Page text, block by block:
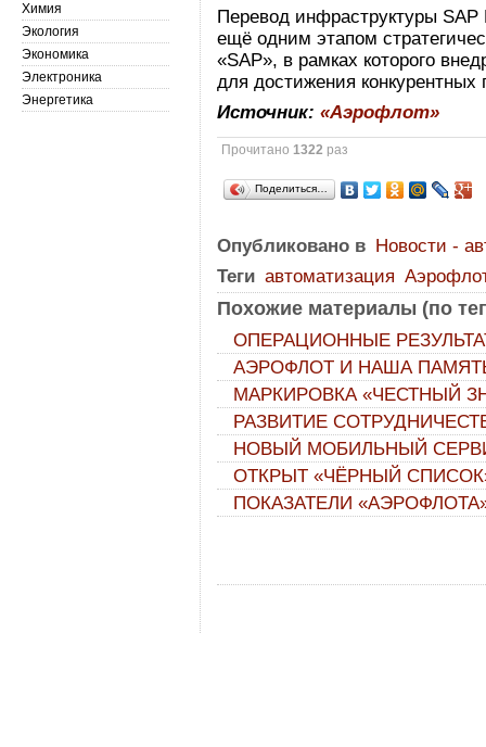
Перевод инфраструктуры
ещё одним этапом
«SAP», в рамках которого
для достижения
Источник:«Аэрофлот»
Прочитано1322 раз
Поделиться…
Опубликовано в Новости -
Теги автоматизация
Похожие материалы (по
ОПЕРАЦИОННЫЕ
АЭРОФЛОТ И НАША
МАРКИРОВКА «ЧЕСТНЫЙ
РАЗВИТИЕ
НОВЫЙ МОБИЛЬНЫЙ
ОТКРЫТ «ЧЁРНЫЙ
ПОКАЗАТЕЛИ
Химия
Экология
Экономика
Электроника
Энергетика